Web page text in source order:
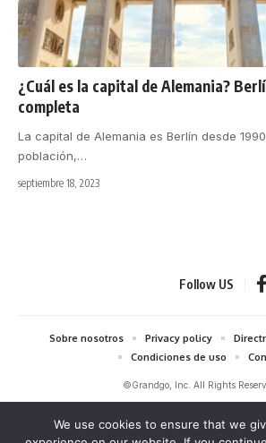
¿Cuál es la capital de Alemania?
completa
La capital de Alemania es Berlín desde
población,…
septiembre 18, 2023
Follow US
©Grandgo, Inc. All Rights
Sobre nosotros Privacy policy
Condiciones de uso
grandgo.com participa en el Programa de
Amazon Services LLC Associates Program,
We use cookies to ensure that we